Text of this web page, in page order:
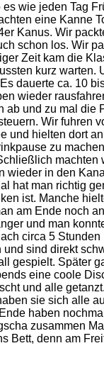
wie jeden Tag
eine Kanne
Kanus. Wir
schon los. Wir
Zeit kam die
kurz warten.
dauerte ca. 10
wieder
ab und zu mal die
Wir fuhren
und hielten dort
zu
machten
wieder in den
hat man richtig
ist. Manche
am Ende noch
und man
circa 5
und sind direkt
gespielt. Später
eine coole
und alle
sie sich alle
haben
zusammen
Bett, denn am